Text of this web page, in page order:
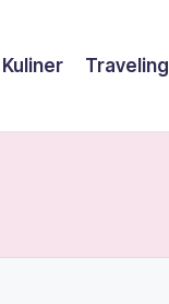
Kuliner Traveling